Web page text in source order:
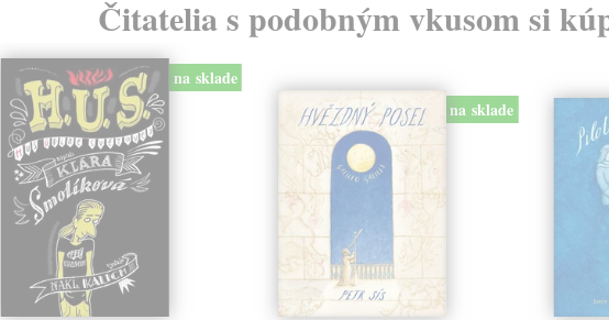
Čitatelia s podobným vkusom si
na sklade
na sklade